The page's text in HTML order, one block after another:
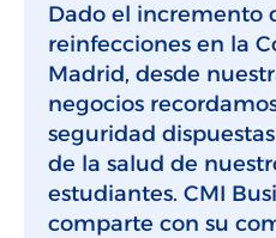
Dado el incremento
reinfecciones en la
Madrid, desde
negocios
seguridad
de la salud de
estudiantes. CMI
comparte con su